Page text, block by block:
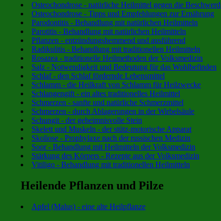
Osteochondrose - natürliche Heilmittel gegen die
Osteochondrose - Tipps und Empfehlungen zur Ernährung
Parodontitis - Behandlung mit natürlichen Heilmitteln
Parotitis - Behandlung mit natürlichen Heilmitteln
Pflanzen - entzündungshemmend und ausführend
Radikulitis - Behandlung mit traditionellen Heilmitteln
Rosazea - traditionelle Heilmethoden der Volksmedizin
Salz - Notwendigkeit und Bedeutung für das Wohlbefinden
Schlaf - den Schlaf fördernde Lebensmittel
Schlamm - die Heilkraft von Schlamm für Heilzwecke
Schlangengift - ein altes traditionelles Heilmittel
Schmerzen - sanfte und natürliche Schmerzmittel
Schmerzen - durch Ablagerungen in der Wirbelsäule
Schungit - der geheimnisvolle Stein
Skelett und Muskeln - der stütz-motorische Apparat
Skoliose - Prophylaxe nach der russischen Medizin
Soor - Behandlung mit Heilmitteln der Volksmedizin
Stärkung des Körpers - Rezepte aus der Volksmedizin
Vitiligo - Behandlung mit traditionellen Heilmitteln
Heilende Pflanzen und Pilze
Apfel (Malus) - eine alte Heilpflanze